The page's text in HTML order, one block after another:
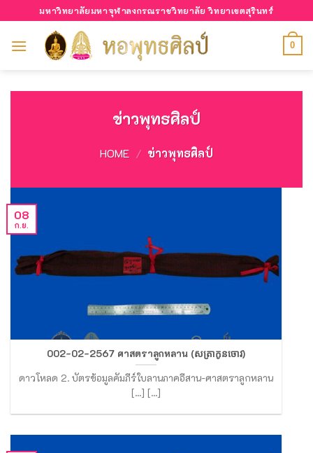
to
content
มหาวิทยาลัยมหาจุฬาลงกรณราชวิทยาลัย วิทยาเขตสุรินทร์
0
ข่าวพุทธศิลป์
HOME / ข่าวพุทธศิลป์
002-02-2567 ศาสตราลูกหลาน (សត្រាកូនចោវ)
ดาวโหลด 2. บัตรข้อมูลคัมภีร์ใบลานภาคอีสาน-ศาสตราลูกหลาน
[...] [...]
08
ก.ย.